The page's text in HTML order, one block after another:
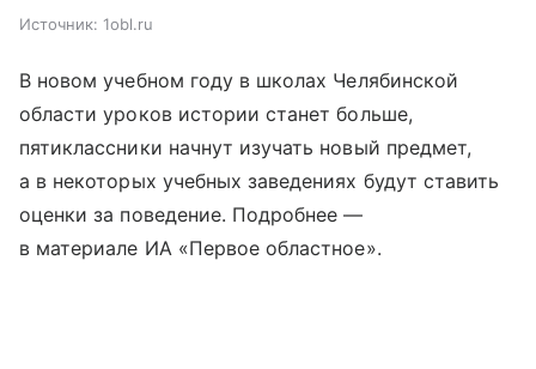
Источник: 1obl.ru
В новом учебном году в школах Челябинской
области уроков истории станет больше,
пятиклассники начнут изучать новый предмет,
а в некоторых учебных заведениях будут ставить
оценки за поведение. Подробнее —
в материале ИА «Первое областное».